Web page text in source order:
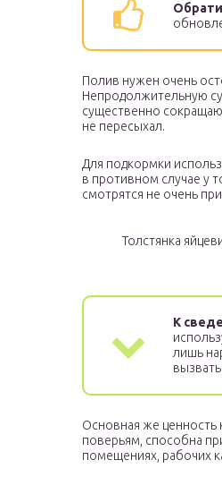
Полив нужен очень
Непродолжительную
существенно
не пересыхал.
Для подкормки
в противном случае у
смотрятся не очень
Толстянка
К
лишь
Основная же ценность
поверьям, способна
помещениях, рабочих